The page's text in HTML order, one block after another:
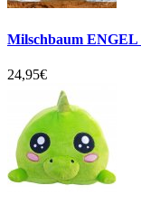
Milschbaum
24,95€